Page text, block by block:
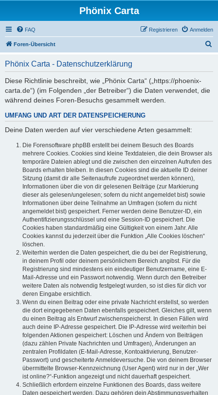
Phönix Carta
FAQ Anmelden
Registrieren
Foren-Übersicht
Phönix Carta - Datenschutzerklärung
Diese Richtlinie beschreibt, wie „Phönix Carta“ („https://phoenix-
carta.de“) (im Folgenden „der Betreiber“) die Daten verwendet, die
während deines Foren-Besuchs gesammelt werden.
UMFANG UND ART DER DATENSPEICHERUNG
Deine Daten werden auf vier verschiedene Arten gesammelt:
Die Forensoftware phpBB erstellt bei deinem Besuch des Boards
mehrere Cookies. Cookies sind kleine Textdateien, die dein Browser als
temporäre Dateien ablegt und die zwischen den einzelnen Aufrufen des
Boards erhalten bleiben. In diesen Cookies sind die aktuelle ID deiner
Sitzung (damit dir alle Seitenaufrufe zugeordnet werden können),
Informationen über die von dir gelesenen Beiträge (zur Markierung
dieser als gelesen/ungelesen; sofern du nicht angemeldet bist) sowie
Informationen über deine Teilnahme an Umfragen (sofern du nicht
angemeldet bist) gespeichert. Ferner werden deine Benutzer-ID, ein
Authentifizierungsschlüssel und eine Session-ID gespeichert. Die
Cookies haben standardmäßig eine Gültigkeit von einem Jahr. Alle
Cookies kannst du jederzeit über die Funktion „Alle Cookies löschen“
löschen.
Weiterhin werden die Daten gespeichert, die du bei der Registrierung,
in deinem Profil oder deinem persönlichem Bereich angibst. Für die
Registrierung sind mindestens ein eindeutiger Benutzername, eine E-
Mail-Adresse und ein Passwort notwendig. Wenn durch den Betreiber
weitere Daten als notwendig festgelegt wurden, so ist dies für dich vor
deren Eingabe ersichtlich.
Wenn du einen Beitrag oder eine private Nachricht erstellst, so werden
die dort eingegebenen Daten ebenfalls gespeichert. Gleiches gilt, wenn
du einen Beitrag als Entwurf zwischenspeicherst. In diesen Fällen wird
auch deine IP-Adresse gespeichert. Die IP-Adresse wird weiterhin bei
folgenden Aktionen gespeichert: Löschen und Ändern von Beiträgen
(dazu zählen Private Nachrichten und Umfragen), Änderungen an
zentralen Profildaten (E-Mail-Adresse, Kontoaktivierung, Benutzer-
Passwort) und gescheiterte Anmeldeversuche. Die von deinem Browser
übermittelte Browser-Kennzeichnung (User Agent) wird nur in der „Wer
ist online?“-Funktion angezeigt und nicht dauerhaft gespeichert.
Schließlich erfordern einzelne Funktionen des Boards, dass weitere
Daten gespeichert werden. Dazu gehören dein Abstimmungsverhalten